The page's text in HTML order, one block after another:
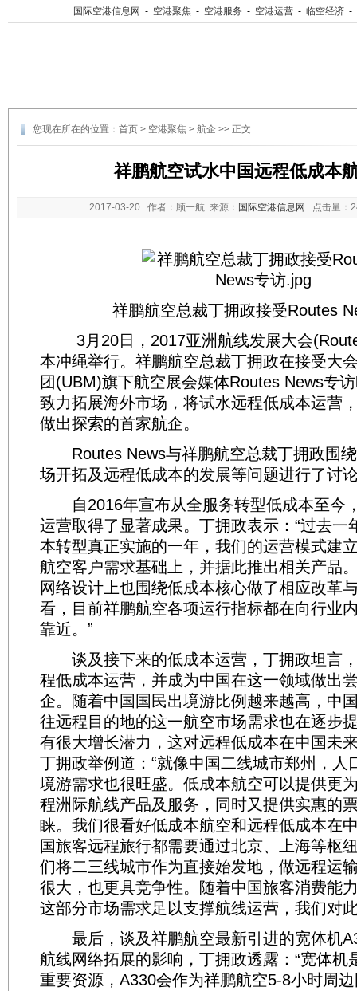
国际空港信息网 - 空港聚焦 - 空港服务 - 空港运营 - 临空经济 -
您现在所在的位置： 首页 > 空港聚焦 > 航企 >> 正文
祥鹏航空试水中国远程低成本
2017-03-20 作者：顾一航 来源： 国际空港信息网 点击量：
祥鹏航空总裁丁拥政接受Routes
3月20日，2017亚洲航线发展大会
本冲绳举行。祥鹏航空总裁丁拥政在接受大
团(UBM)旗下航空展会媒体Routes News专
致力拓展海外市场，将试水远程低成本运营
做出探索的首家航企。
Routes News与祥鹏航空总裁丁拥政围绕
场开拓及远程低成本的发展等问题进行了讨
自2016年宣布从全服务转型低成本至今
运营取得了显著成果。丁拥政表示：“过去一
本转型真正实施的一年，我们的运营模式建
航空客户需求基础上，并据此推出相关产品
网络设计上也围绕低成本核心做了相应改革
看，目前祥鹏航空各项运行指标都在向行业
靠近。”
谈及接下来的低成本运营，丁拥政坦言
程低成本运营，并成为中国在这一领域做出
企。随着中国国民出境游比例越来越高，中
往远程目的地的这一航空市场需求也在逐步
有很大增长潜力，这对远程低成本在中国未
丁拥政举例道：“就像中国二线城市郑州，人
境游需求也很旺盛。低成本航空可以提供更
程洲际航线产品及服务，同时又提供实惠的
睐。我们很看好低成本航空和远程低成本在
国旅客远程旅行都需要通过北京、上海等枢
们将二三线城市作为直接始发地，做远程运
很大，也更具竞争性。随着中国旅客消费能
这部分市场需求足以支撑航线运营，我们对
最后，谈及祥鹏航空最新引进的宽体机
航线网络拓展的影响，丁拥政透露：“宽体机
重要资源，A330会作为祥鹏航空5-8小时周